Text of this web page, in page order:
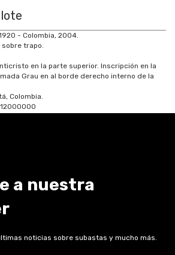
- Colombia, 2004.
sobre trapo.
en la parte superior. Inscripción en la
Grau en al borde derecho interno de la
Colombia.
a nuestra
noticias sobre subastas y mucho más.